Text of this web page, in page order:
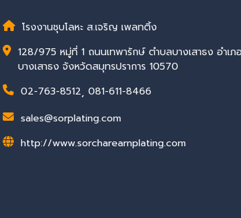
โรงงานชุบโลหะ ส.เจริญ เพลทติ้ง
128/975 หมู่ที่ 1 ถนนเทพารักษ์ ตำบลบางเสาธง อำเภอ
บางเสาธง จังหวัดสมุทรปราการ 10570
02-763-8512, 081-611-8466
sales@sorplating.com
http://www.sorcharearnplating.com